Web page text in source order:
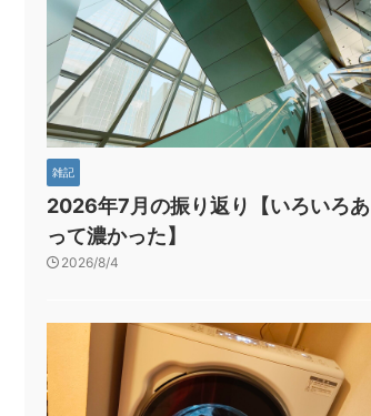
雑記
2026年7月の振り返り【いろいろあ
って濃かった】
2026/8/4